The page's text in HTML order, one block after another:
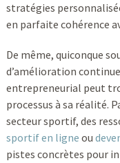
stratégies
en parfaite cohérence
De même, quiconque
d’amélioration
entrepreneurial peut
processus à sa réalité.
secteur sportif, des
sportif en ligne ou
pistes concrètes pour